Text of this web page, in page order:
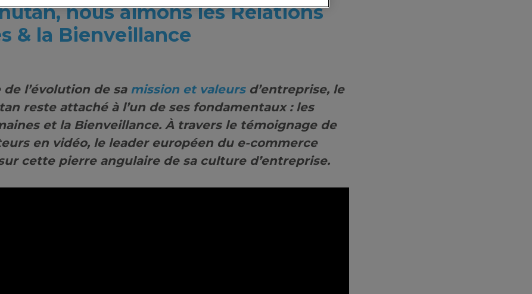
nous aimons les Relations
& la Bienveillance
de l’évolution de sa mission et valeursd’entreprise, le
reste attaché à l’un de ses fondamentaux : les
et la Bienveillance. À travers le témoignage de
en vidéo, le leader européen du e-commerce
cette pierre angulaire de sa culture d’entreprise.